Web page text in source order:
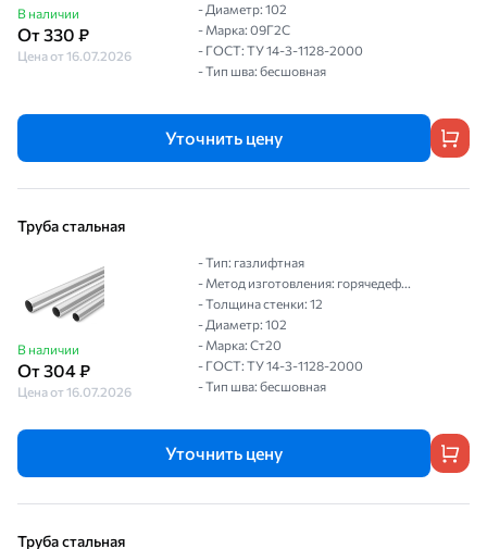
В наличии
От 330 ₽
Цена от 16.07.2026
- Диаметр: 102
- Марка: 09Г2С
- ГОСТ: ТУ 14-3-1128-2000
- Тип шва: бесшовная
Уточнить цену
Труба стальная
В наличии
От 304 ₽
Цена от 16.07.2026
- Тип: газлифтная
- Метод изготовления: горячедеф...
- Толщина стенки: 12
- Диаметр: 102
- Марка: Ст20
- ГОСТ: ТУ 14-3-1128-2000
- Тип шва: бесшовная
Уточнить цену
Труба стальная